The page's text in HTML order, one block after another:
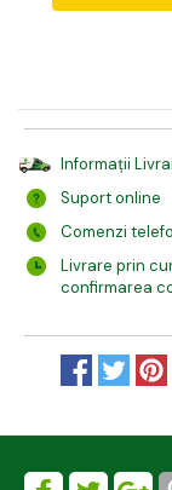
Informații
Suport online
Comenzi
Livrare prin
confirmarea